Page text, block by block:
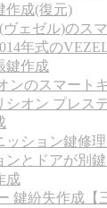
作成(復元)
年式の
鍵作成
シオン プレス
ンとドアが別
成